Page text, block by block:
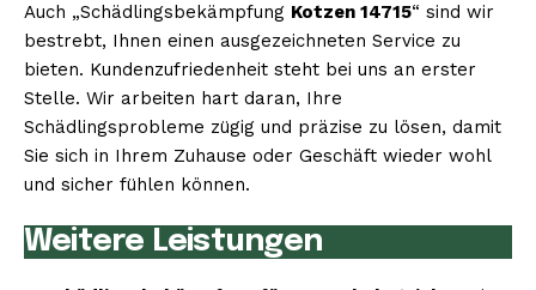
Auch „Schädlingsbekämpfung Kotzen 14715“ sind wir
bestrebt, Ihnen einen ausgezeichneten Service zu
bieten. Kundenzufriedenheit steht bei uns an erster
Stelle. Wir arbeiten hart daran, Ihre
Schädlingsprobleme zügig und präzise zu lösen, damit
Sie sich in Ihrem Zuhause oder Geschäft wieder wohl
und sicher fühlen können.
Weitere Leistungen